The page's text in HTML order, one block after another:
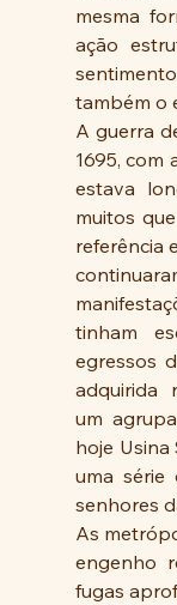
mesma
ação
também o
A guerra
1695, com
estava
muitos
referência
tinham
egressos
adquirida
um
hoje Usina
uma série
senhores
As
engenho
fugas